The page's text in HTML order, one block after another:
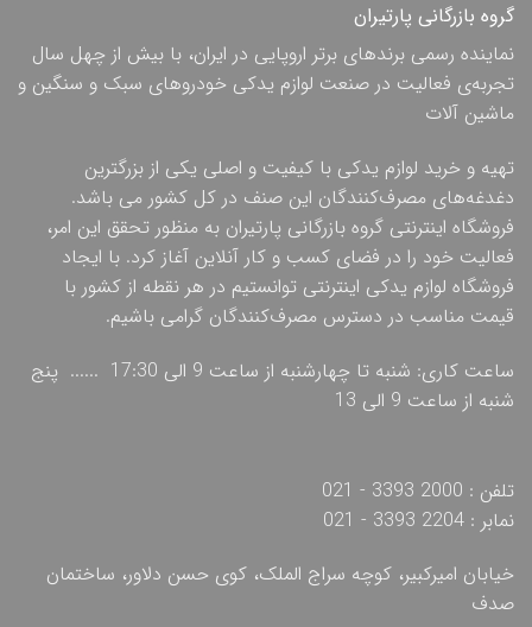
گروه بازرگانی پارتیران
نماینده رسمی برندهای برتر اروپایی در ایران، با بیش از چهل سال
تجربه‌ی فعالیت در صنعت لوازم یدکی خودروهای سبک و سنگین و
ماشین آلات
تهیه و خرید لوازم یدکی با کیفیت و اصلی یکی از بزرگترین
دغدغه‌های مصرف‌کنندگان این صنف در کل کشور می باشد.
فروشگاه اینترنتی گروه بازرگانی پارتیران به منظور تحقق این امر،
فعالیت خود را در فضای کسب و کار آنلاین آغاز کرد. با ایجاد
فروشگاه لوازم یدکی اینترنتی توانستیم در هر نقطه از کشور با
قیمت مناسب در دسترس مصرف‌کنندگان گرامی باشیم.
ساعت کاری: شنبه تا چهارشنبه از ساعت 9 الی 17:30 ...... پنج
شنبه از ساعت 9 الی 13
تلفن : 2000 3393 - 021
نمابر : 2204 3393 - 021
خیابان امیرکبیر، کوچه سراج الملک، کوی حسن دلاور، ساختمان
صدف